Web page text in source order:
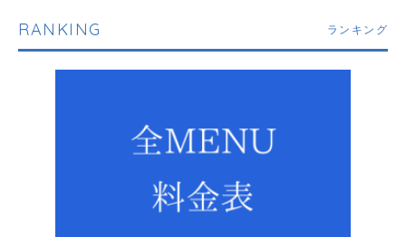
RANKING ランキング